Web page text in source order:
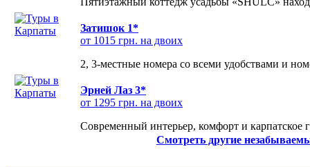
Затишок 1*
от 1015 грн. на двоих
2, 3-местные номера со всеми удобствами и
Эрней Лаз 3*
от 1295 грн. на двоих
Современный интерьер, комфорт и карпатское
Смотреть другие